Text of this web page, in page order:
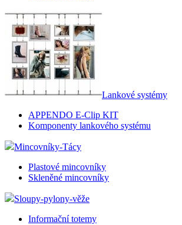
Lankové systémy
APPENDO E-Clip KIT
Komponenty lankového systému
Mincovníky-Tácy
Plastové mincovníky
Skleněné mincovníky
Sloupy-pylony-věže
Informační totemy